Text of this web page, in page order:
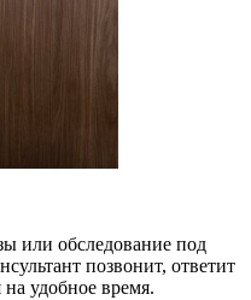
или обследование под
позвонит, ответит
удобное время.